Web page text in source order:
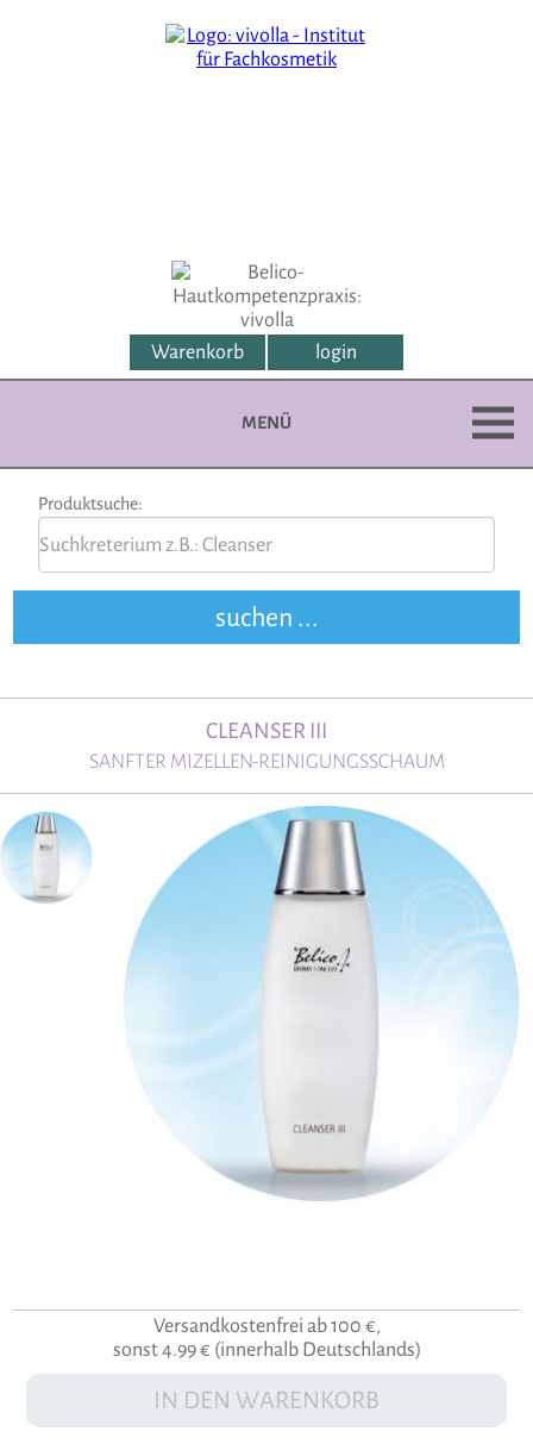
Warenkorb login
MENÜ
Produktsuche:
CLEANSER III
SANFTER MIZELLEN-REINIGUNGSSCHAUM
Versandkostenfrei ab 100 €,
sonst 4.99 € (innerhalb Deutschlands)
IN DEN WARENKORB